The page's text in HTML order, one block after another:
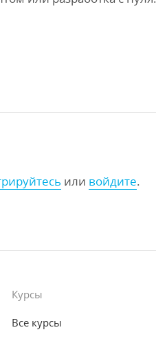
или войдите.
Курсы
Все курсы